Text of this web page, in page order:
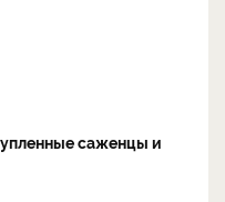
саженцы и